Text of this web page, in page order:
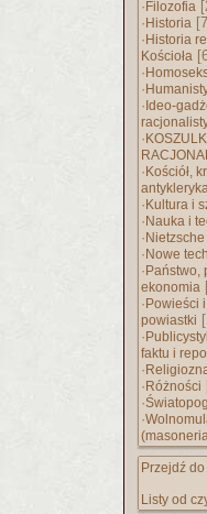
· Filozofia
· Historia
· Historia
Kościoła
·
·
· Ideo-
· KOSZULKI
· Kościół,
· Kultura i
· Nauka i
· Nietzsche
· Nowe
· Państwo,
ekonomia
· Powieści i
powiastki
·
faktu i
·
· Różności
·
·
Przejdź
Listy od